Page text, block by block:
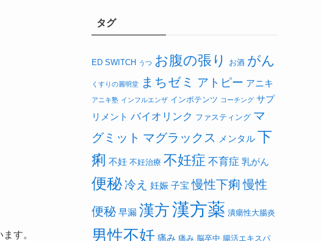
す。
タグ
ED SWITCH うつ お腹の張り お酒 がん
くすりの麗明堂 まちゼミ アトピー アニキ
アニキ塾 インフルエンザ インポテンツ コーチング サプ
リメント バイオリンク ファスティング マ
グミット マグラックス メンタル 下
痢 不妊 不妊治療 不妊症 不育症 乳がん
便秘冷え 妊娠 子宝 慢性下痢 慢性
便秘 早漏 漢方漢方薬 潰瘍性大腸炎
男性不妊 痛み 痛み 脳卒中 腸活エキスパ